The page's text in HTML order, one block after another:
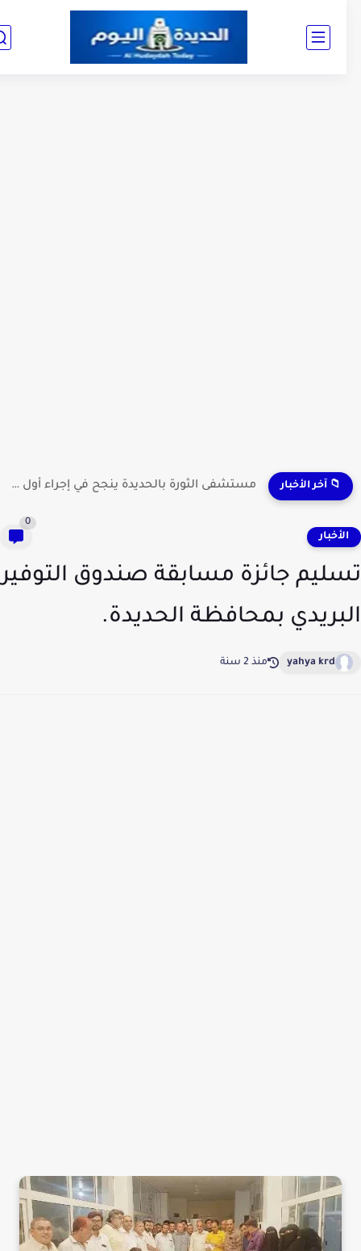
📁 آخر الأخبار مستشفى الثورة بالحديدة ينجح في إجراء أول عملية لاستئصال...
جائزة مسابقة صندوق التوفير
بمحافظة الحديدة.
yahya krd منذ 2 سنة